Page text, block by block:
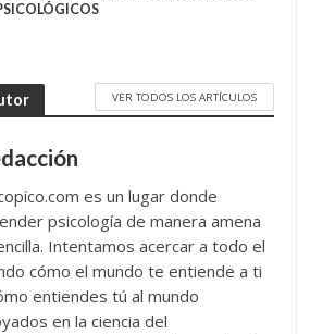
VER TODOS LOS ARTÍCULOS
es un lugar donde
psicología de manera amena
Intentamos acercar a todo el
cómo el mundo te entiende a ti
entiendes tú al mundo
en la ciencia del